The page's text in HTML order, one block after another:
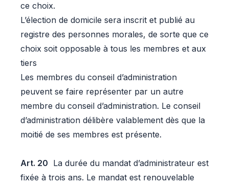
ce choix.
L’élection de domicile sera inscrit et publié au
registre des personnes morales, de sorte que ce
choix soit opposable à tous les membres et aux
tiers
Les membres du conseil d’administration
peuvent se faire représenter par un autre
membre du conseil d’administration. Le conseil
d’administration délibère valablement dès que la
moitié de ses membres est présente.
Art. 20 La durée du mandat d’administrateur est
fixée à trois ans. Le mandat est renouvelable